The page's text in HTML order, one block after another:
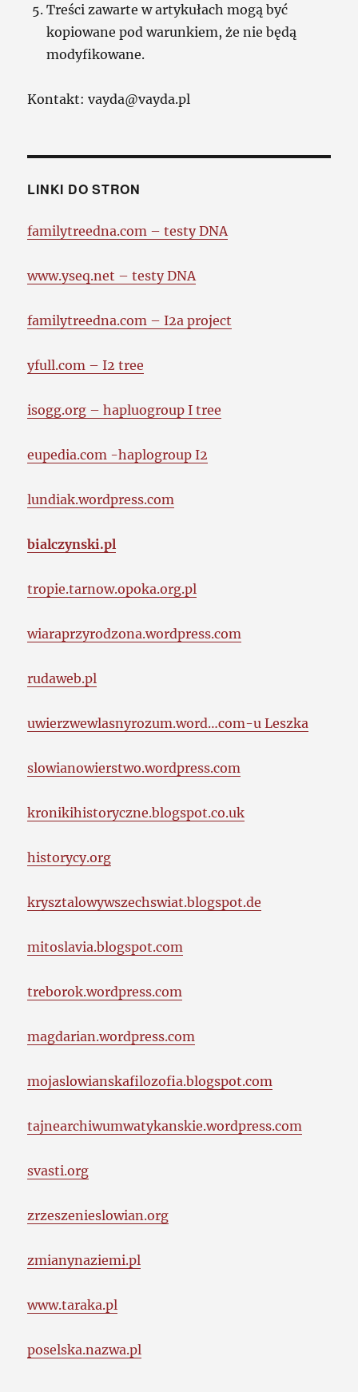
Treści zawarte w artykułach mogą być
kopiowane pod warunkiem, że nie będą
modyfikowane.
Kontakt: vayda@vayda.pl
LINKI DO STRON
familytreedna.com – testy DNA
www.yseq.net – testy DNA
familytreedna.com – I2a project
yfull.com – I2 tree
isogg.org – hapluogroup I tree
eupedia.com -haplogroup I2
lundiak.wordpress.com
bialczynski.pl
tropie.tarnow.opoka.org.pl
wiaraprzyrodzona.wordpress.com
rudaweb.pl
uwierzwewlasnyrozum.word…com-u Leszka
slowianowierstwo.wordpress.com
kronikihistoryczne.blogspot.co.uk
historycy.org
krysztalowywszechswiat.blogspot.de
mitoslavia.blogspot.com
treborok.wordpress.com
magdarian.wordpress.com
mojaslowianskafilozofia.blogspot.com
tajnearchiwumwatykanskie.wordpress.com
svasti.org
zrzeszenieslowian.org
zmianynaziemi.pl
www.taraka.pl
poselska.nazwa.pl